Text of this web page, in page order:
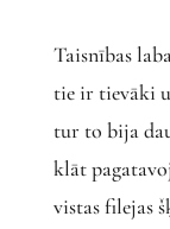
Taisnības
tie ir tievāki
tur to bija
klāt
vistas filejas